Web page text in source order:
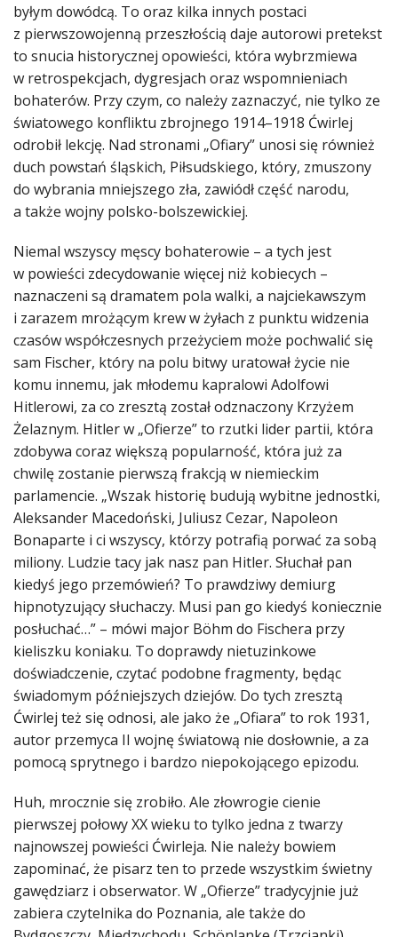
byłym dowódcą. To oraz kilka innych postaci
z pierwszowojenną przeszłością daje autorowi pretekst
to snucia historycznej opowieści, która wybrzmiewa
w retrospekcjach, dygresjach oraz wspomnieniach
bohaterów. Przy czym, co należy zaznaczyć, nie tylko ze
światowego konfliktu zbrojnego 1914–1918 Ćwirlej
odrobił lekcję. Nad stronami „Ofiary” unosi się również
duch powstań śląskich, Piłsudskiego, który, zmuszony
do wybrania mniejszego zła, zawiódł część narodu,
a także wojny polsko-bolszewickiej.
Niemal wszyscy męscy bohaterowie – a tych jest
w powieści zdecydowanie więcej niż kobiecych ­–
naznaczeni są dramatem pola walki, a najciekawszym
i zarazem mrożącym krew w żyłach z punktu widzenia
czasów współczesnych przeżyciem może pochwalić się
sam Fischer, który na polu bitwy uratował życie nie
komu innemu, jak młodemu kapralowi Adolfowi
Hitlerowi, za co zresztą został odznaczony Krzyżem
Żelaznym. Hitler w „Ofierze” to rzutki lider partii, która
zdobywa coraz większą popularność, która już za
chwilę zostanie pierwszą frakcją w niemieckim
parlamencie. „Wszak historię budują wybitne jednostki,
Aleksander Macedoński, Juliusz Cezar, Napoleon
Bonaparte i ci wszyscy, którzy potrafią porwać za sobą
miliony. Ludzie tacy jak nasz pan Hitler. Słuchał pan
kiedyś jego przemówień? To prawdziwy demiurg
hipnotyzujący słuchaczy. Musi pan go kiedyś koniecznie
posłuchać…” – mówi major Böhm do Fischera przy
kieliszku koniaku. To doprawdy nietuzinkowe
doświadczenie, czytać podobne fragmenty, będąc
świadomym późniejszych dziejów. Do tych zresztą
Ćwirlej też się odnosi, ale jako że „Ofiara” to rok 1931,
autor przemyca II wojnę światową nie dosłownie, a za
pomocą sprytnego i bardzo niepokojącego epizodu.
Huh, mrocznie się zrobiło. Ale złowrogie cienie
pierwszej połowy XX wieku to tylko jedna z twarzy
najnowszej powieści Ćwirleja. Nie należy bowiem
zapominać, że pisarz ten to przede wszystkim świetny
gawędziarz i obserwator. W „Ofierze” tradycyjnie już
zabiera czytelnika do Poznania, ale także do